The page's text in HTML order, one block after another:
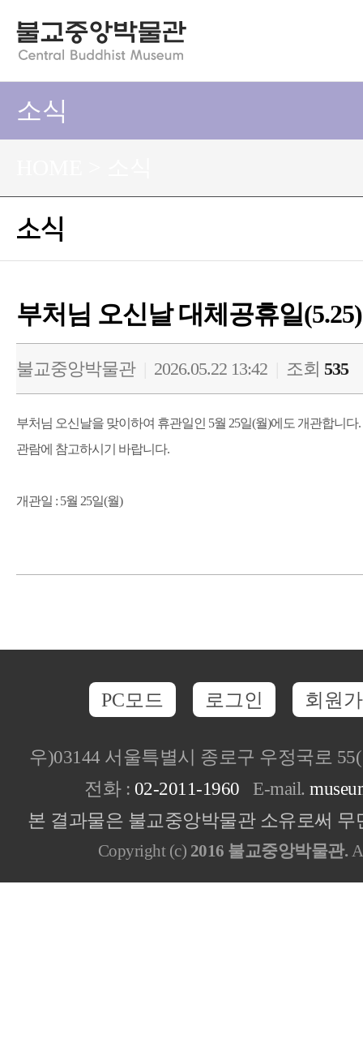
소식
소식
부처님 오신날 대체공휴일
불교중앙박물관 2026.05.22 13:42 조회 535
부처님 오신날을 맞이하여 휴관일인 5월 25일(월)에도 개관합니다.
관람에 참고하시기 바랍니다.
개관일 : 5월 25일(월)
PC모드 로그인 회원
우)03144 서울특별시 종로구 우정국로
전화 : 02-2011-1960 E-mail.
본 결과물은 불교중앙박물관 소유로써
Copyright (c) 2016 불교중앙박물관.